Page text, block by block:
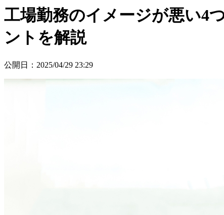
工場勤務のイメージが悪い4
ントを解説
公開日 ： 2025/04/29 23:29